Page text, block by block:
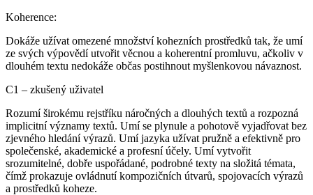
Koherence:
Dokáže užívat omezené množství kohezních prostředků tak, že umí
ze svých výpovědí utvořit věcnou a koherentní promluvu, ačkoliv v
dlouhém textu nedokáže občas postihnout myšlenkovou návaznost.
C1 – zkušený uživatel
Rozumí širokému rejstříku náročných a dlouhých textů a rozpozná
implicitní významy textů. Umí se plynule a pohotově vyjadřovat bez
zjevného hledání výrazů. Umí jazyka užívat pružně a efektivně pro
společenské, akademické a profesní účely. Umí vytvořit
srozumitelné, dobře uspořádané, podrobné texty na složitá témata,
čímž prokazuje ovládnutí kompozičních útvarů, spojovacích výrazů
a prostředků koheze.